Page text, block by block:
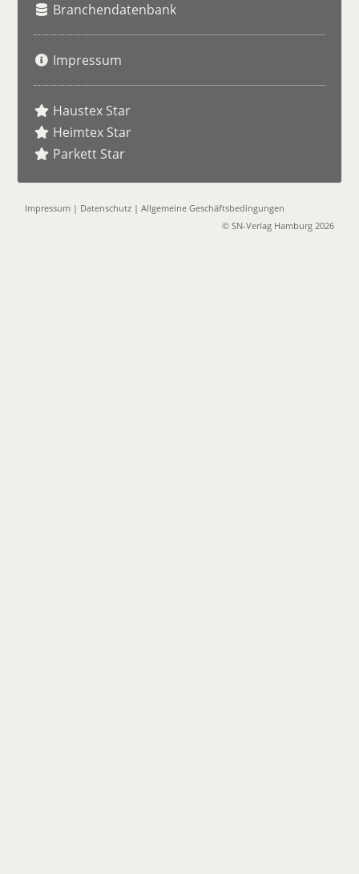
Branchendatenbank
Impressum
Haustex Star
Heimtex Star
Parkett Star
Impressum | Datenschutz |Allgemeine Geschäftsbedingungen
© SN-Verlag Hamburg 2026